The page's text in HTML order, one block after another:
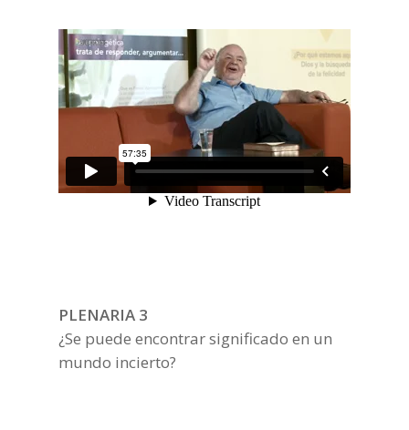
PLENARIA 3
¿Se puede encontrar significado en un
mundo incierto?